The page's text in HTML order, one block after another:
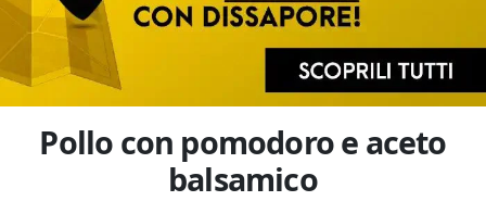
Pollo con pomodoro e aceto
balsamico